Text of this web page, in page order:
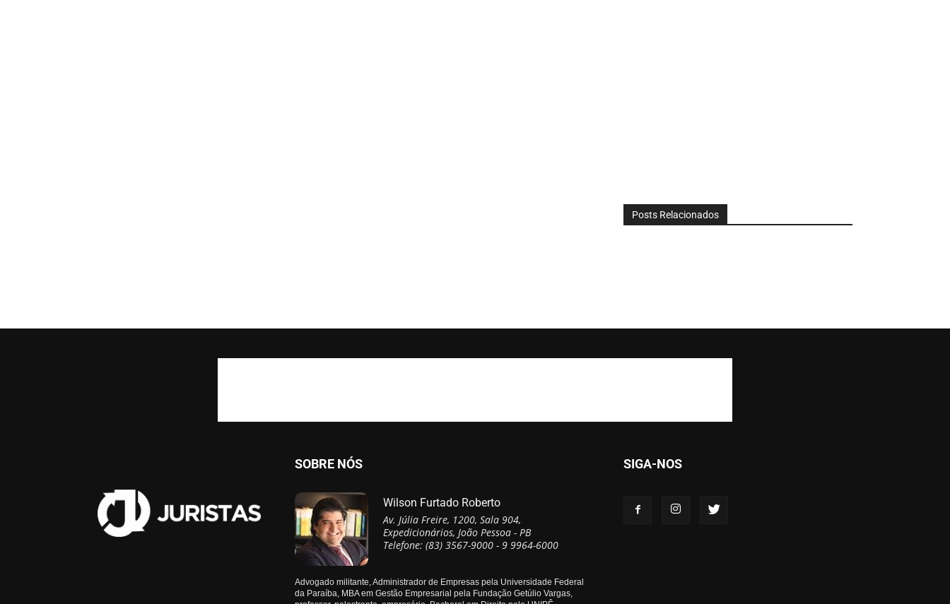
Posts Relacionados
SOBRE NÓS
Wilson Furtado Roberto
Av. Júlia Freire, 1200, Sala 904,
Expedicionários, João Pessoa - PB
Telefone: (83) 3567-9000 - 9 9964-6000
Advogado militante, Administrador de Empresas pela Universidade Federal
da Paraíba, MBA em Gestão Empresarial pela Fundação Getúlio Vargas,
SIGA-NOS